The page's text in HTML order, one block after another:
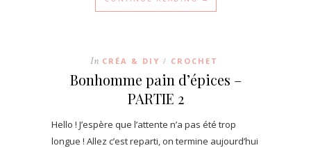
In CRÉA & DIY / CROCHET
Bonhomme pain d’épices –
PARTIE 2
Hello ! J’espère que l’attente n’a pas été trop
longue ! Allez c’est reparti, on termine aujourd’hui